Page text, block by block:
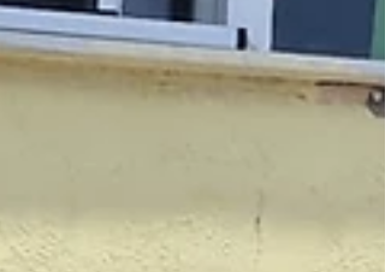
heyecanına ortak oldu. Program, proje süresince
gerçekleştirilen eğitimler, sosyal etkinlikler ve
öğrencilerin gelişim s